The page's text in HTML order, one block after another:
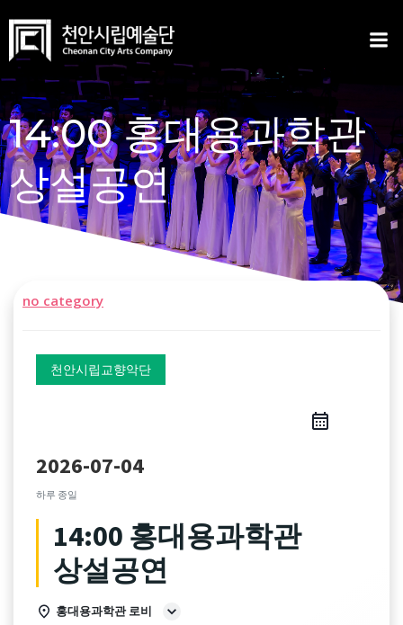
content
14:00 홍대용과학관
상설공연
no category
천안시립교향악단
2026-07-04
하루 종일
14:00 홍대용과학관
상설공연
홍대용과학관 로비